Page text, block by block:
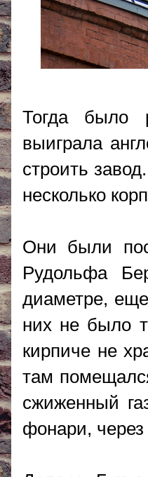
Тогда было
выиграла
строить
несколько
Они были
Рудольфа
диаметре,
них не было
кирпиче не
там
сжиженный
фонари, через